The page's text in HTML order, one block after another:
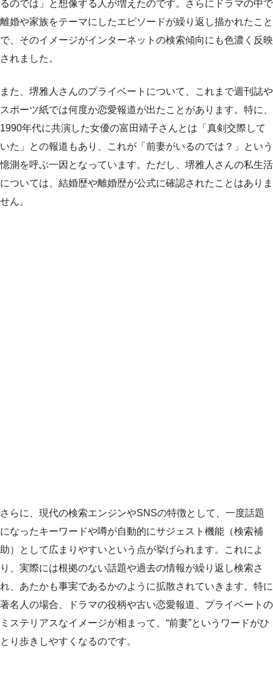
るのでは」と想像する人が増えたのです。さらにドラマの中で
離婚や家族をテーマにしたエピソードが繰り返し描かれたこと
で、そのイメージがインターネットの検索傾向にも色濃く反映
されました。
また、堺雅人さんのプライベートについて、これまで週刊誌や
スポーツ紙では何度か恋愛報道が出たことがあります。特に、
1990年代に共演した女優の富田靖子さんとは「真剣交際して
いた」との報道もあり、これが「前妻がいるのでは？」という
憶測を呼ぶ一因となっています。ただし、堺雅人さんの私生活
については、結婚歴や離婚歴が公式に確認されたことはありま
せん。
さらに、現代の検索エンジンやSNSの特徴として、一度話題
になったキーワードや噂が自動的にサジェスト機能（検索補
助）として広まりやすいという点が挙げられます。これによ
り、実際には根拠のない話題や過去の情報が繰り返し検索さ
れ、あたかも事実であるかのように拡散されていきます。特に
著名人の場合、ドラマの役柄や古い恋愛報道、プライベートの
ミステリアスなイメージが相まって、“前妻”というワードがひ
とり歩きしやすくなるのです。